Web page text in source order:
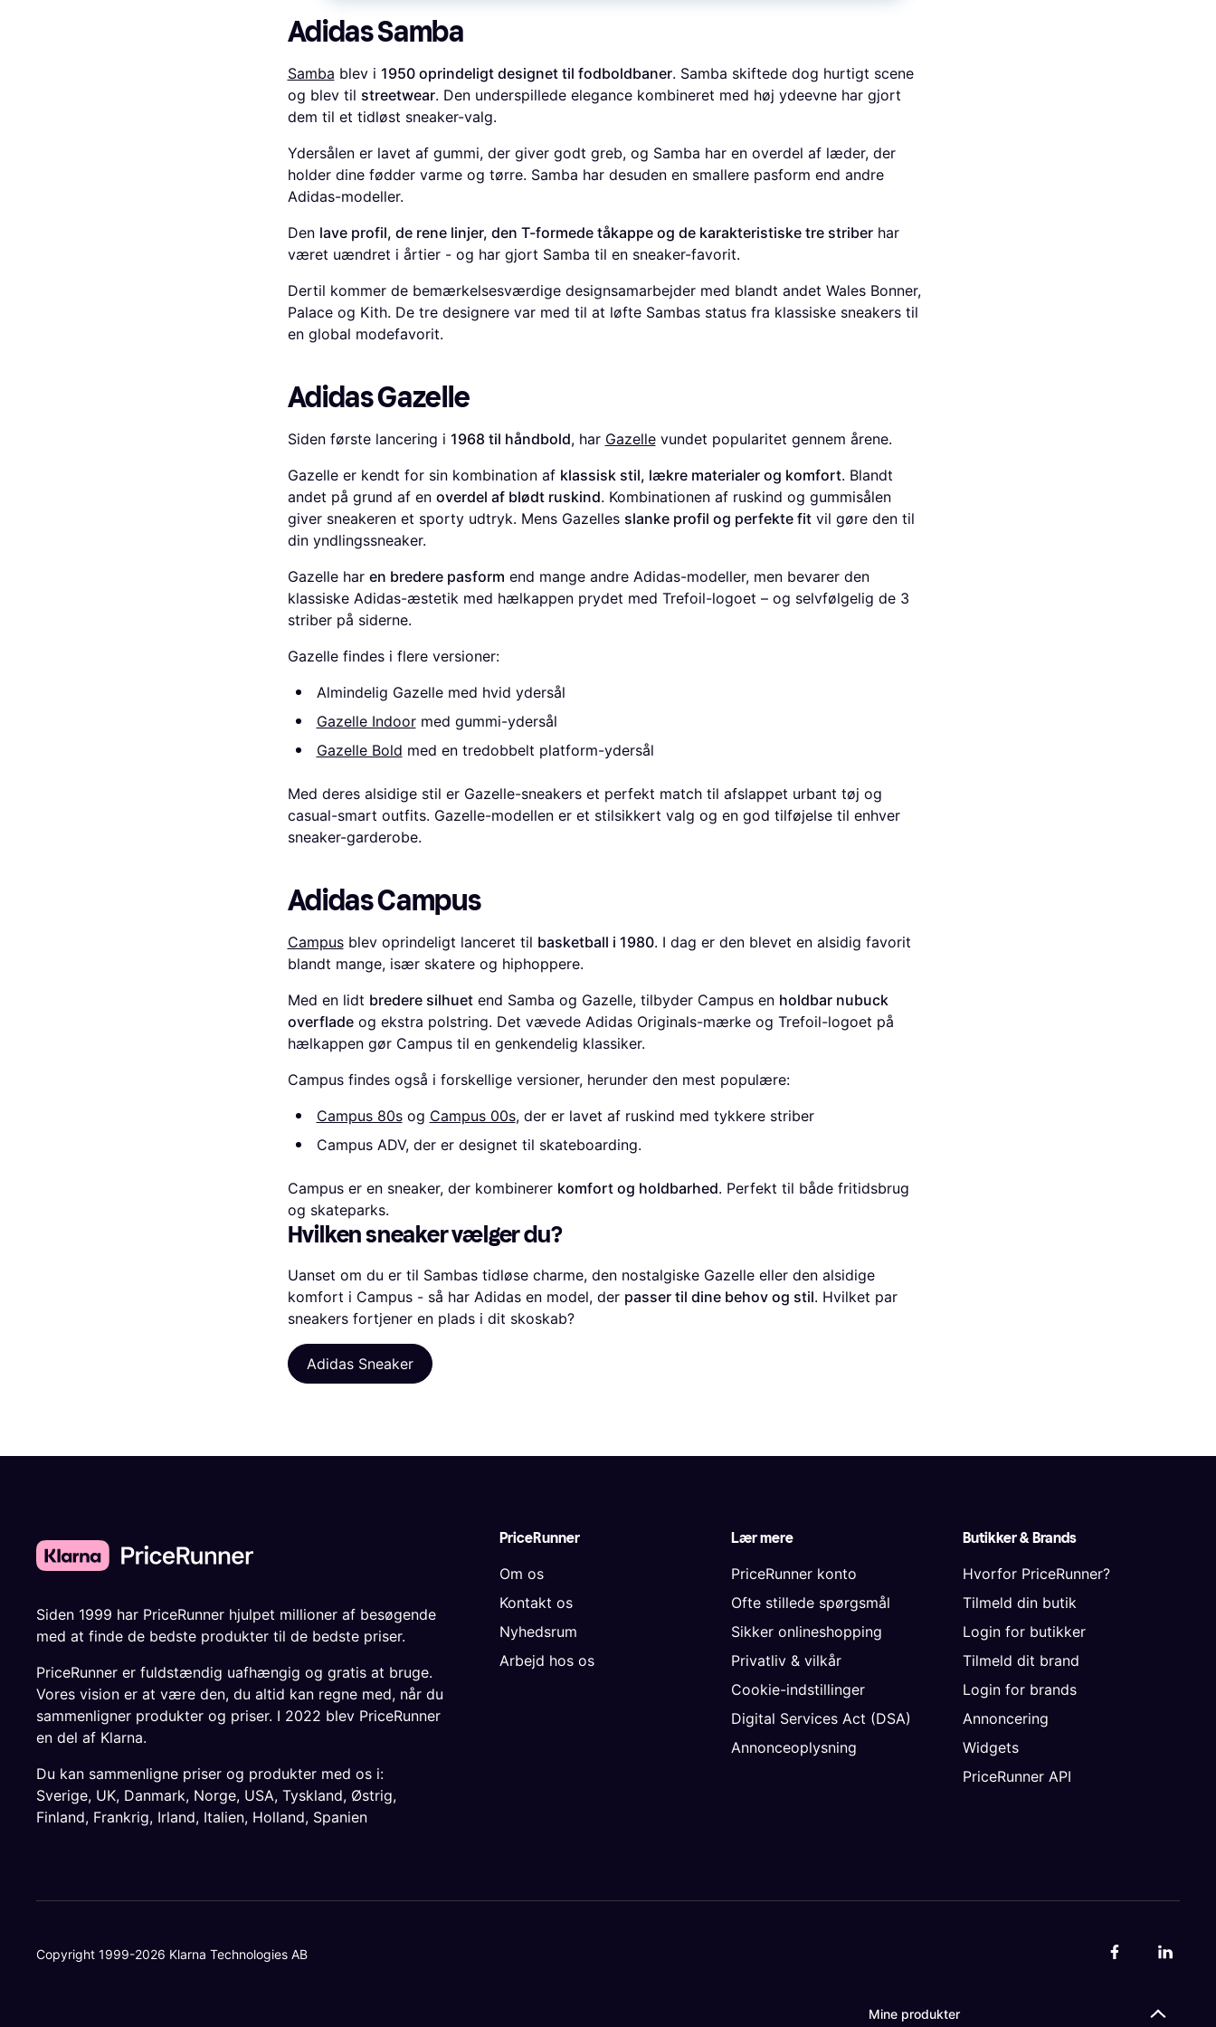
Adidas Samba
Samba blev i 1950 oprindeligt designet til fodboldbaner. Samba skiftede dog hurtigt scene
og blev til streetwear. Den underspillede elegance kombineret med høj ydeevne har gjort
dem til et tidløst sneaker-valg.
Ydersålen er lavet af gummi, der giver godt greb, og Samba har en overdel af læder, der
holder dine fødder varme og tørre. Samba har desuden en smallere pasform end andre
Adidas-modeller.
Den lave profil, de rene linjer, den T-formede tåkappe og de karakteristiske tre striberhar
været uændret i årtier - og har gjort Samba til en sneaker-favorit.
Dertil kommer de bemærkelsesværdige designsamarbejder med blandt andet Wales Bonner,
Palace og Kith. De tre designere var med til at løfte Sambas status fra klassiske sneakers til
en global modefavorit.
Adidas Gazelle
Siden første lancering i 1968 til håndbold, har Gazellevundet popularitet gennem årene.
Gazelle er kendt for sin kombination af klassisk stil, lækre materialer og komfort. Blandt
andet på grund af en overdel af blødt ruskind. Kombinationen af ruskind og gummisålen
giver sneakeren et sporty udtryk. Mens Gazelles slanke profil og perfekte fitvil gøre den til
din yndlingssneaker.
Gazelle har en bredere pasform end mange andre Adidas-modeller, men bevarer den
klassiske Adidas-æstetik med hælkappen prydet med Trefoil-logoet – og selvfølgelig de 3
striber på siderne.
Gazelle findes i flere versioner:
Almindelig Gazelle med hvid ydersål
Gazelle Indoormed gummi-ydersål
Gazelle Bold med en tredobbelt platform-ydersål
Med deres alsidige stil er Gazelle-sneakers et perfekt match til afslappet urbant tøj og
casual-smart outfits. Gazelle-modellen er et stilsikkert valg og en god tilføjelse til enhver
sneaker-garderobe.
Adidas Campus
Campusblev oprindeligt lanceret til basketball i 1980. I dag er den blevet en alsidig favorit
blandt mange, især skatere og hiphoppere.
Med en lidt bredere silhuetend Samba og Gazelle, tilbyder Campus en holdbar nubuck
overfladeog ekstra polstring. Det vævede Adidas Originals-mærke og Trefoil-logoet på
hælkappen gør Campus til en genkendelig klassiker.
Campus findes også i forskellige versioner, herunder den mest populære:
Campus 80sog Campus 00s, der er lavet af ruskind med tykkere striber
Campus ADV, der er designet til skateboarding.
Campus er en sneaker, der kombinerer komfort og holdbarhed. Perfekt til både fritidsbrug
og skateparks.
Hvilken sneaker vælger du?
Uanset om du er til Sambas tidløse charme, den nostalgiske Gazelle eller den alsidige
komfort i Campus - så har Adidas en model, der passer til dine behov og stil. Hvilket par
sneakers fortjener en plads i dit skoskab?
Adidas Sneaker
Mine produkter
PriceRunner
Om os
Kontakt os
Nyhedsrum
Arbejd hos os
Lær mere
PriceRunner konto
Ofte stillede spørgsmål
Sikker onlineshopping
Privatliv & vilkår
Cookie-indstillinger
Digital Services Act (DSA)
Annonceoplysning
Butikker & Brands
Hvorfor PriceRunner?
Tilmeld din butik
Login for butikker
Tilmeld dit brand
Login for brands
Annoncering
Widgets
PriceRunner API
Siden 1999 har PriceRunner hjulpet millioner af besøgende
med at finde de bedste produkter til de bedste priser.
PriceRunner er fuldstændig uafhængig og gratis at bruge.
Vores vision er at være den, du altid kan regne med, når du
sammenligner produkter og priser. I 2022 blev PriceRunner
en del af Klarna.
Du kan sammenligne priser og produkter med os i:
Sverige, UK, Danmark, Norge, USA, Tyskland, Østrig,
Finland, Frankrig, Irland, Italien, Holland, Spanien
Copyright 1999-2026 Klarna Technologies AB